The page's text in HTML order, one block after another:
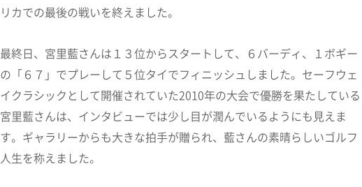
リカでの最後の戦いを終えました。
最終日、宮里藍さんは１３位からスタートして、６バーディ、１ボギー
の「６７」でプレーして５位タイでフィニッシュしました。セーフウェ
イクラシックとして開催されていた2010年の大会で優勝を果たしている
宮里藍さんは、インタビューでは少し目が潤んでいるようにも見えま
す。ギャラリーからも大きな拍手が贈られ、藍さんの素晴らしいゴルフ
人生を称えました。